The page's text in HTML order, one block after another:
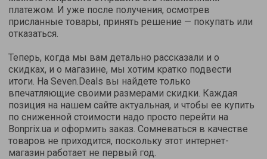
платежом. И уже после получения, осмотрев
присланные товары, принять решение — покупать или
отказаться.
Теперь, когда мы вам детально рассказали и о
скидках, и о магазине, мы хотим кратко подвести
итоги. На Seven.Deals вы найдете только
впечатляющие своими размерами скидки. Каждая
позиция на нашем сайте актуальная, и чтобы ее купить
по сниженной стоимости надо просто перейти на
Bonprix.ua и оформить заказ. Сомневаться в качестве
товаров не приходится, поскольку этот интернет-
магазин работает не первый год.